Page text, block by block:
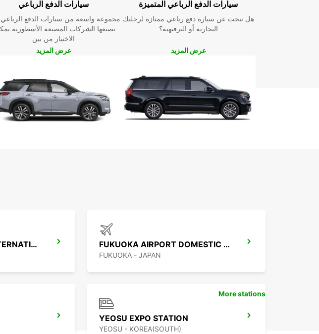
سيارات الدفع الرباعي
مجموعة واسعة من سيارات الدفع الرباعي
تصنعها الشركات المصنعة الأسطورية
الاختيار من بين
عرض المزيد
سيارات الدفع الرباعي المتميزة
هل تبحث عن سيارة دفع رباعي ممتازة لرحلتك
التجارية أو الترفيهية؟
عرض المزيد
FUKUOKA AIRPORT INTERNATIONAL TERMINAL FUKUOKA AIRPORT DOMESTIC TERMINAL
FUKUOKA - JAPAN
YEOSU EXPO STATION
YEOSU - KOREA(SOUTH)
More stations